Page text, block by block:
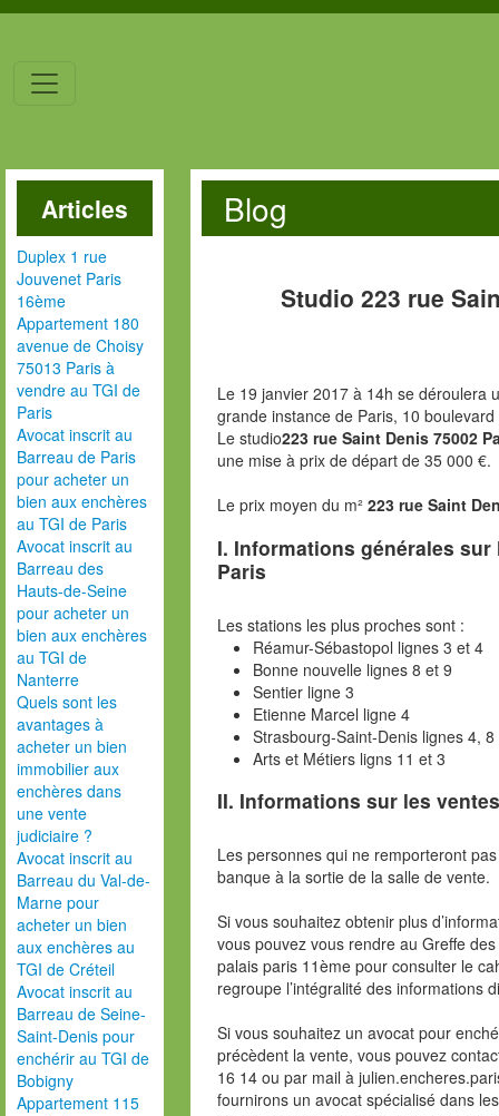
Articles
Duplex 1 rue
Jouvenet Paris
16ème
Appartement 180
avenue de Choisy
75013 Paris à
vendre au TGI de
Paris
Avocat inscrit au
Barreau de Paris
pour acheter un
bien aux enchères
au TGI de Paris
Avocat inscrit au
Barreau des
Hauts-de-Seine
pour acheter un
bien aux enchères
au TGI de
Nanterre
Quels sont les
avantages à
acheter un bien
immobilier aux
enchères dans
une vente
judiciaire ?
Avocat inscrit au
Barreau du Val-de-
Marne pour
acheter un bien
aux enchères au
TGI de Créteil
Avocat inscrit au
Barreau de Seine-
Saint-Denis pour
enchérir au TGI de
Bobigny
Appartement 115
Blog
Studio 223 rue
Le 19 janvier 2017 à 14h se déroulera
grande instance de Paris, 10
Le studio223 rue Saint Denis 75002
une mise à prix de départ de 35 000 €.
Le prix moyen du m² 223 rue Saint
I. Informations générales
Paris
Les stations les plus proches sont :
Réamur-Sébastopol lignes 3 et 4
Bonne nouvelle lignes 8 et 9
Sentier ligne 3
Etienne Marcel ligne 4
Strasbourg-Saint-Denis lignes 4, 8
Arts et Métiers ligns 11 et 3
II. Informations sur les
Les personnes qui ne remporteront
banque à la sortie de la salle de vente.
Si vous souhaitez obtenir plus
vous pouvez vous rendre au Greffe
palais paris 11ème pour consulter le
regroupe l’intégralité des informations
Si vous souhaitez un avocat pour
précèdent la vente, vous pouvez
16 14 ou par mail à
fournirons un avocat spécialisé dans